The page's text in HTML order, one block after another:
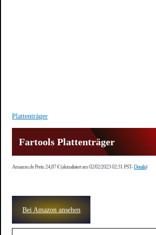
Plattenträger
Fartools Plattenträger
Amazon.de Preis:24,87€(aktualisiert am 02/02/2023 02:31 PST-Details)
Bei Amazon ansehen